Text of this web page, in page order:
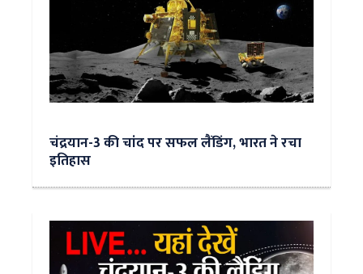
चंद्रयान-3 की चांद पर सफल लैंडिंग, भारत ने रचा
इतिहास